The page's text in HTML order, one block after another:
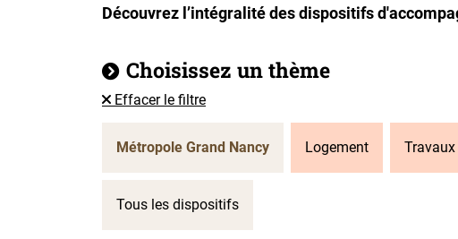
Découvrez l’intégralité des dispositifs
Choisissez un thème
Effacer le filtre
Métropole Grand Nancy Logement Travaux
Tous les dispositifs